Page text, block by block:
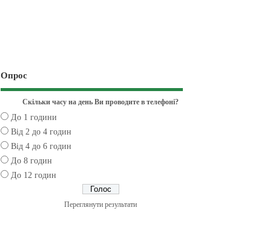
Опрос
Скільки часу на день Ви проводите в телефоні?
До 1 години
Від 2 до 4 годин
Від 4 до 6 годин
До 8 годин
До 12 годин
Переглянути результати